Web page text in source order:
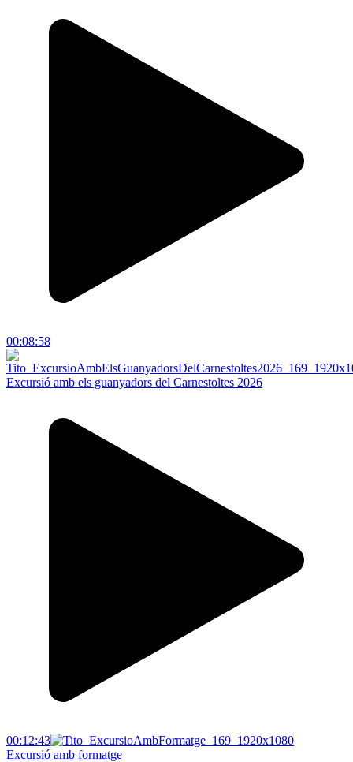
00:08:58
Excursió amb els guanyadors del Carnestoltes 2026
00:12:43
Excursió amb formatge